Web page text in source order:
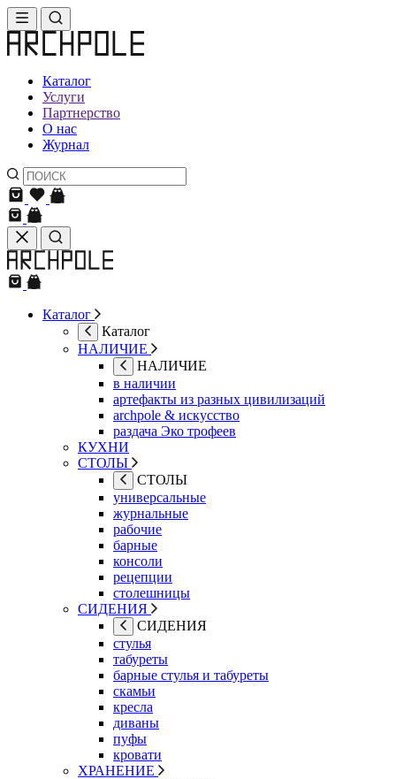
Каталог
Услуги
Партнерство
О нас
Журнал
Каталог
Каталог
НАЛИЧИЕ
НАЛИЧИЕ
в наличии
артефакты из разных цивилизаций
archpole & искусство
раздача Эко трофеев
КУХНИ
СТОЛЫ
СТОЛЫ
универсальные
журнальные
рабочие
барные
консоли
рецепции
столешницы
СИДЕНИЯ
СИДЕНИЯ
стулья
табуреты
барные стулья и табуреты
скамьи
кресла
диваны
пуфы
кровати
ХРАНЕНИЕ